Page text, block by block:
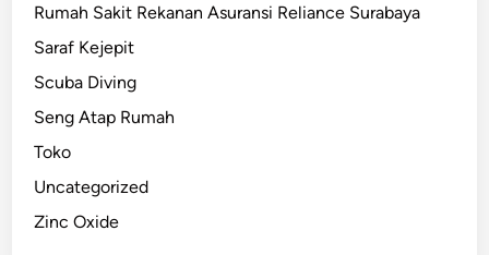
Rumah Sakit Rekanan Asuransi Reliance Surabaya
Saraf Kejepit
Scuba Diving
Seng Atap Rumah
Toko
Uncategorized
Zinc Oxide